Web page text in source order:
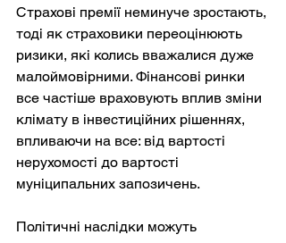
Страхові премії неминуче зростають,
тоді як страховики переоцінюють
ризики, які колись вважалися дуже
малоймовірними. Фінансові ринки
все частіше враховують вплив зміни
клімату в інвестиційних рішеннях,
впливаючи на все: від вартості
нерухомості до вартості
муніципальних запозичень.
Політичні наслідки можуть